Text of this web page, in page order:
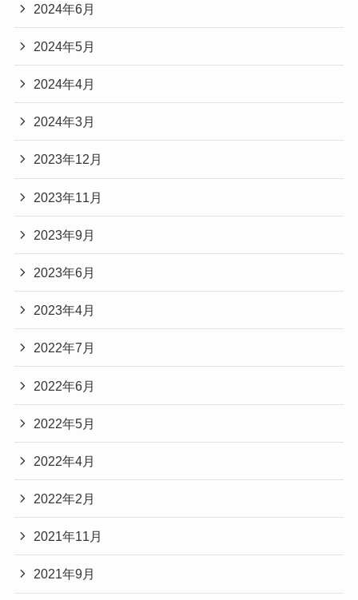
2024年6月
2024年5月
2024年4月
2024年3月
2023年12月
2023年11月
2023年9月
2023年6月
2023年4月
2022年7月
2022年6月
2022年5月
2022年4月
2022年2月
2021年11月
2021年9月